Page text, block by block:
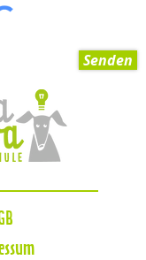
Senden